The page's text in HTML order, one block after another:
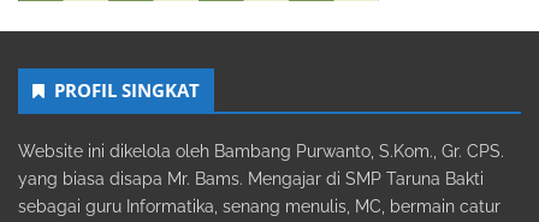
PROFIL SINGKAT
Website ini dikelola oleh Bambang Purwanto, S.Kom., Gr. CPS.
yang biasa disapa Mr. Bams. Mengajar di SMP Taruna Bakti
sebagai guru Informatika, senang menulis, MC, bermain catur